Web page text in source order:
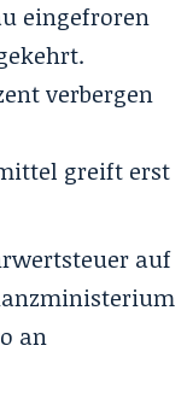
eingefroren
verbergen
greift erst
auf
an